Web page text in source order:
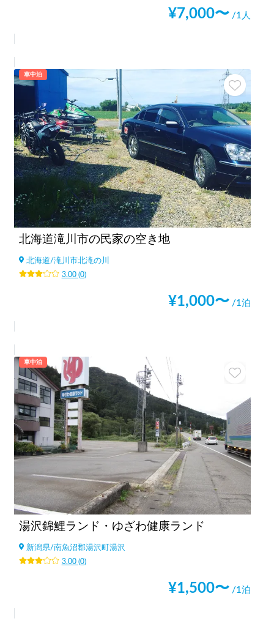
¥7,000〜 /1人
車中泊
北海道滝川市の民家の空き地
北海道/滝川市北滝の川
3.00(0)
¥1,000〜 /1泊
車中泊
湯沢錦鯉ランド・ゆざわ健康ランド
新潟県/南魚沼郡湯沢町湯沢
3.00(0)
¥1,500〜 /1泊